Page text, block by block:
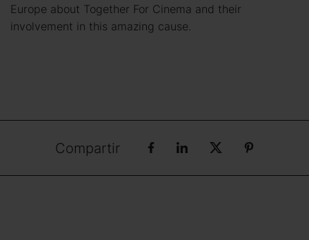
Europe about Together For Cinema and their
involvement in this amazing cause.
Compartir